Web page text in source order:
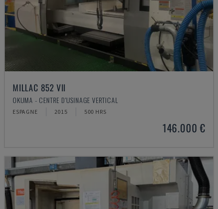
MILLAC 852 VII
OKUMA - CENTRE D'USINAGE VERTICAL
ESPAGNE 2015 500 HRS
146.000 €